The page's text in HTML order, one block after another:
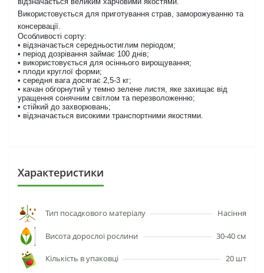
Використовується для приготування страв, заморожуванню та
консервації.
Особливості сорту:
• відзначається середньостиглим періодом;
• період дозрівання займає 100 днів;
• використовується для осіннього вирощування;
• плоди круглої форми;
• середня вага досягає 2,5-3 кг;
• качан обгорнутий у темно зелене листя, яке захищає від
уращення сонячним світлом та перезволоженню;
• стійкий до захворювань;
• відзначається високими транспортними якостями.
Характеристики
Тип посадкового матеріалу Насіння
Висота дорослої рослини 30-40 см
Кількість в упаковці 20 шт